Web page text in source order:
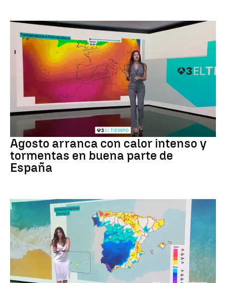
Tiempo
Agosto arranca con calor intenso y
tormentas en buena parte de
España